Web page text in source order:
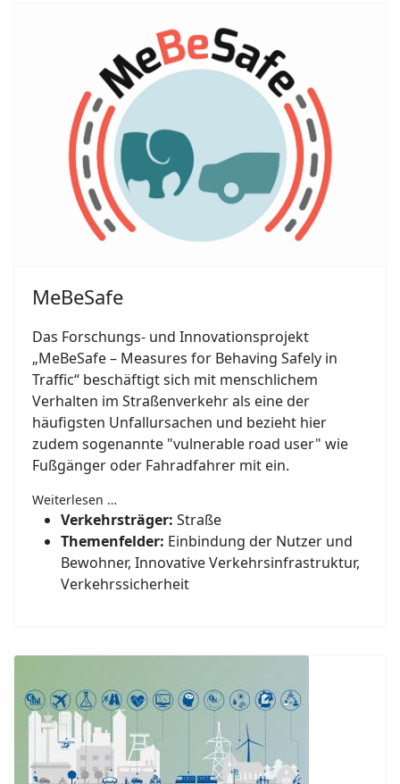
MeBeSafe
Das Forschungs- und Innovationsprojekt
„MeBeSafe – Measures for Behaving Safely in
Traffic“ beschäftigt sich mit menschlichem
Verhalten im Straßenverkehr als eine der
häufigsten Unfallursachen und bezieht hier
zudem sogenannte "vulnerable road user" wie
Fußgänger oder Fahradfahrer mit ein.
Weiterlesen …
Verkehrsträger: Straße
Themenfelder: Einbindung der Nutzer und
Bewohner, Innovative Verkehrsinfrastruktur,
Verkehrssicherheit